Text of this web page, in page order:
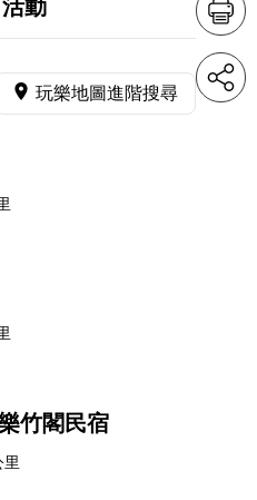
活動
玩樂地圖進階搜尋
竹閣民宿